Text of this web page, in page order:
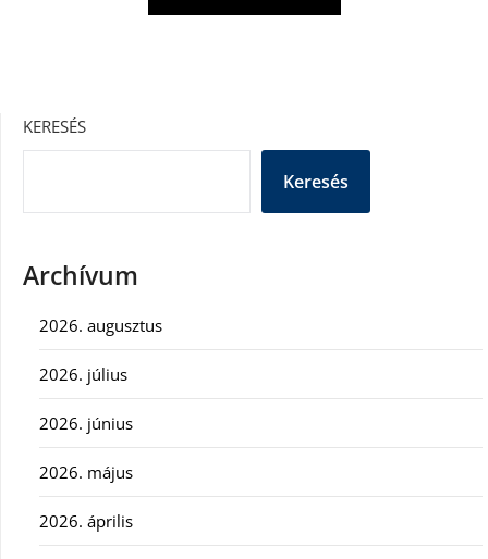
KERESÉS
Keresés
Archívum
2026. augusztus
2026. július
2026. június
2026. május
2026. április